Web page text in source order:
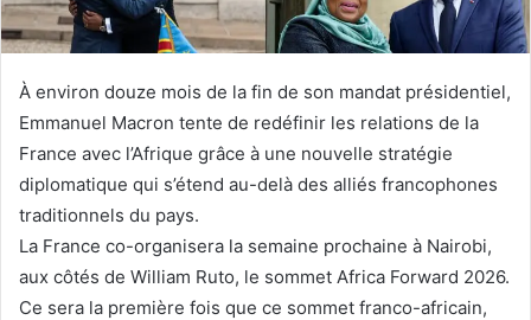
À environ douze mois de la fin de son mandat présidentiel,
Emmanuel Macron tente de redéfinir les relations de la
France avec l’Afrique grâce à une nouvelle stratégie
diplomatique qui s’étend au-delà des alliés francophones
traditionnels du pays.
La France co-organisera la semaine prochaine à Nairobi,
aux côtés de William Ruto, le sommet Africa Forward 2026.
Ce sera la première fois que ce sommet franco-africain,